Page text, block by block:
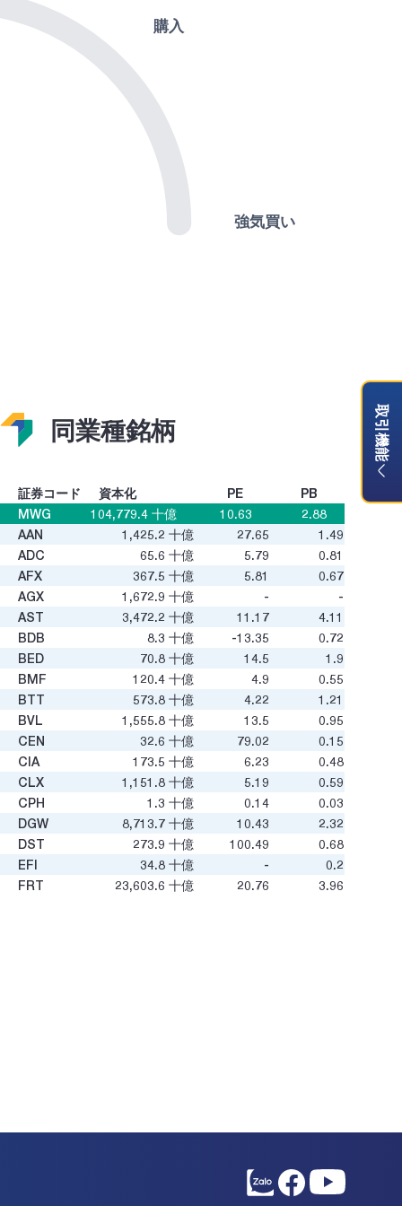
購入
強気買い
同業種銘柄
証券コード 資本化 PE
PB
MWG
104,779.4十億 10.63
2.88
AAN
1,425.2十億 27.65
1.49
ADC
65.6十億 5.79
0.81
AFX
367.5十億 5.81
0.67
AGX
1,672.9十億 -
-
AST
3,472.2十億 11.17
4.11
BDB
8.3十億 -13.35
0.72
BED
70.8十億 14.5
1.9
BMF
120.4十億 4.9
0.55
BTT
573.8十億 4.22
1.21
BVL
1,555.8十億 13.5
0.95
CEN
32.6十億 79.02
0.15
CIA
173.5十億 6.23
0.48
CLX
1,151.8十億 5.19
0.59
CPH
1.3十億 0.14
0.03
DGW
8,713.7十億 10.43
2.32
DST
273.9十億 100.49
0.68
EFI
34.8十億 -
0.2
FRT
23,603.6十億 20.76
3.96
QST
98.5十億 5.94
1.7
4.07
0.53
10.74 0.83
取引機能